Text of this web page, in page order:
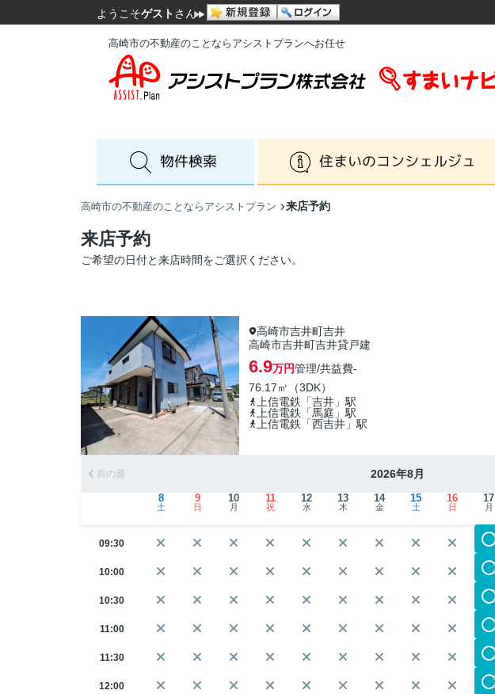
ようこそゲスト さん
高崎市の不動産のことならアシストプランへお任せ
高崎市の不動産のことならアシストプラン 来店予約
来店予約
ご希望の日付と来店時間をご選択ください。
高崎市吉井町吉井
高崎市吉井町吉井貸戸建
6.9万円管理/共益費-
76.17㎡（3DK）
上信電鉄「吉井」駅
上信電鉄「馬庭」駅
上信電鉄「西吉井」駅
前の週 2026年8月
8
土
9
日
10
月
11
祝
12
水
13
木
14
金
15
土
16
日
17
月
09:30
10:00
10:30
11:00
11:30
12:00